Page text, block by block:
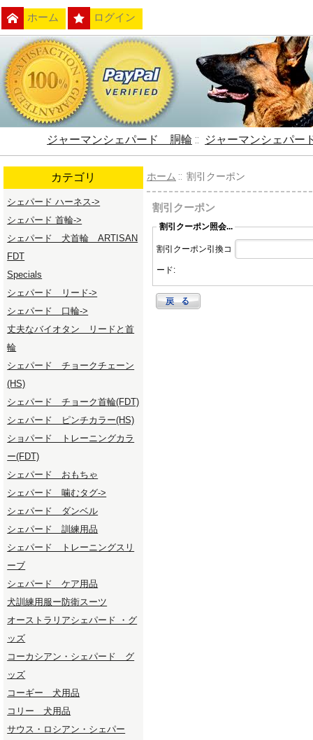
ホーム ログイン
ジャーマンシェパード 胴輪 :: ジャーマンシェパ
カテゴリ
シェパード ハーネス->
シェパード 首輪->
シェパード 犬首輪 ARTISAN
FDT
Specials
シェパード リード->
シェパード 口輪->
丈夫なバイオタン リードと首
輪
シェパード チョークチェーン
(HS)
シェパード チョーク首輪(FDT)
シェパード ピンチカラー(HS)
ショパード トレーニングカラ
ー(FDT)
シェパード おもちゃ
シェパード 噛むタグ->
シェパード ダンベル
シェパード 訓練用品
シェパード トレーニングスリ
ーブ
シェパード ケア用品
犬訓練用服ー防衛スーツ
オーストラリアシェパード ・グ
ッズ
コーカシアン・シェパード グ
ッズ
コーギー 犬用品
コリー 犬用品
サウス・ロシアン・シェパー
ホーム :: 割引クーポン
割引クーポン
割引クーポン照会...
割引クーポン引換コ
ード: